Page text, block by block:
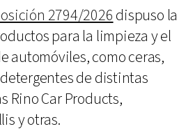
2794/2026 dispuso la
para la limpieza y el
automóviles, como ceras,
de distintas
Rino Car Products,
y otras.